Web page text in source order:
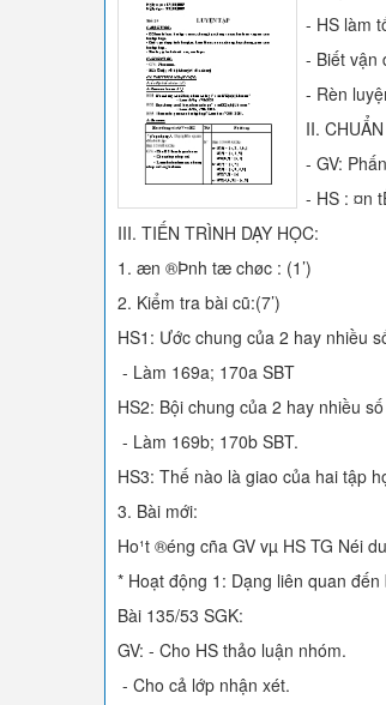
- HS làm
- Biết vận
- Rèn
II.
- GV:
- HS : ¤n
III. TIẾN TRÌNH DẠY HỌC:
1. æn ®Þnh tæ chøc : (1’)
2. Kiểm tra bài cũ:(7’)
HS1: Ước chung của 2 hay nhiều
- Làm 169a; 170a SBT
HS2: Bội chung của 2 hay nhiều
- Làm 169b; 170b SBT.
HS3: Thế nào là giao của hai tập
3. Bài mới:
Ho¹t ®éng cña GV vµ HS TG Néi
* Hoạt động 1: Dạng liên quan đến
Bài 135/53 SGK:
GV: - Cho HS thảo luận nhóm.
- Cho cả lớp nhận xét.